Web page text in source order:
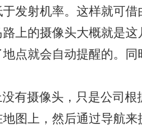
发射机率。这样就可
上的摄像头大概就是
点就会自动提醒的。
有摄像头，只是公司
图上，然后通过导航